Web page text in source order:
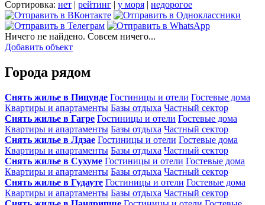
Сортировка: нет | рейтинг | у моря | недорогое
Ничего не найдено. Совсем ничего...
Добавить объект
Города рядом
Снять жилье в Пицунде Гостиницы и отели Гостевые дома
Квартиры и апартаменты Базы отдыха Частный сектор
Снять жилье в Гагре Гостиницы и отели Гостевые дома
Квартиры и апартаменты Базы отдыха Частный сектор
Снять жилье в Лдзае Гостиницы и отели Гостевые дома
Квартиры и апартаменты Базы отдыха Частный сектор
Снять жилье в Сухуме Гостиницы и отели Гостевые дома
Квартиры и апартаменты Базы отдыха Частный сектор
Снять жилье в Гудауте Гостиницы и отели Гостевые дома
Квартиры и апартаменты Базы отдыха Частный сектор